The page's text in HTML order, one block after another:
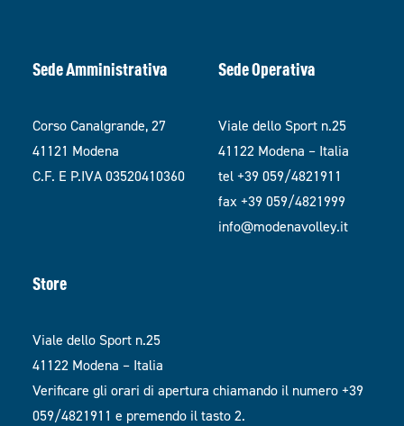
Sede Amministrativa
Corso Canalgrande, 27
41121 Modena
C.F. E P.IVA 03520410360
Sede Operativa
Viale dello Sport n.25
41122 Modena – Italia
tel +39 059/4821911
fax +39 059/4821999
info@modenavolley.it
Store
Viale dello Sport n.25
41122 Modena – Italia
Verificare gli orari di apertura chiamando il numero +39
059/4821911 e premendo il tasto 2.